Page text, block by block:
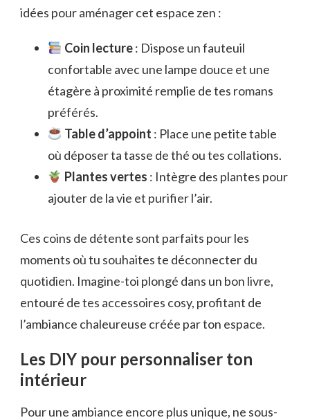
idées pour aménager cet espace zen :
Coin lecture: Dispose un fauteuil
confortable avec une lampe douce et une
étagère à proximité remplie de tes romans
préférés.
Table d’appoint : Place une petite table
où déposer ta tasse de thé ou tes collations.
Plantes vertes : Intègre des plantes pour
ajouter de la vie et purifier l’air.
Ces coins de détente sont parfaits pour les
moments où tu souhaites te déconnecter du
quotidien. Imagine-toi plongé dans un bon livre,
entouré de tes accessoires cosy, profitant de
l’ambiance chaleureuse créée par ton espace.
Les DIY pour personnaliser ton
intérieur
Pour une ambiance encore plus unique, ne sous-